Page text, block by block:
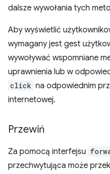
dalsze wywołania tych
Aby wyświetlić
wymagany jest gest
wywoływać wspomniane
uprawnienia lub w
click na odpowiednim
internetowej.
Przewiń
Za pomocą interfejsu
przechwytująca może